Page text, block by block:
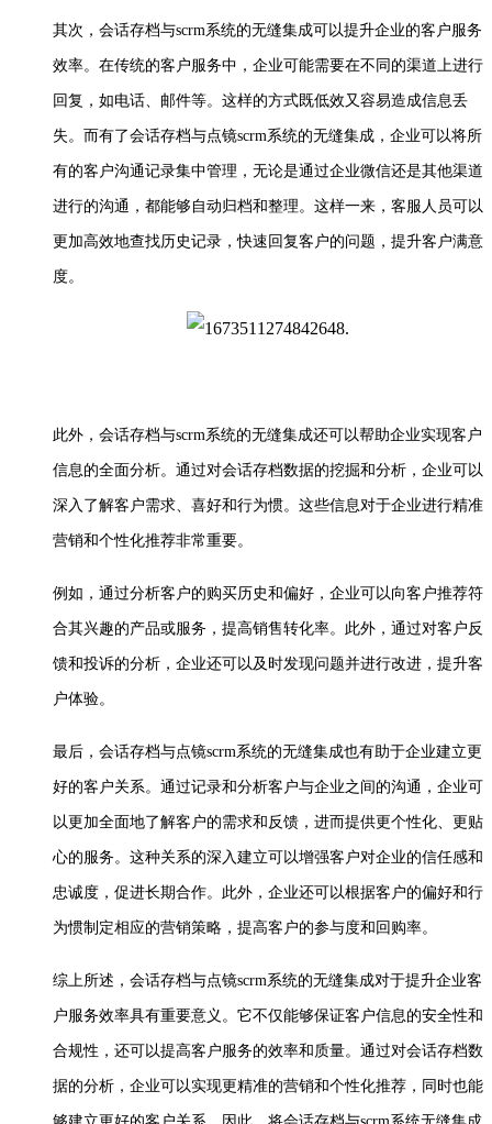
其次，会话存档与scrm系统的无缝集成可以提升企业的客户服务
效率。在传统的客户服务中，企业可能需要在不同的渠道上进行
回复，如电话、邮件等。这样的方式既低效又容易造成信息丢
失。而有了会话存档与点镜scrm系统的无缝集成，企业可以将所
有的客户沟通记录集中管理，无论是通过企业微信还是其他渠道
进行的沟通，都能够自动归档和整理。这样一来，客服人员可以
更加高效地查找历史记录，快速回复客户的问题，提升客户满意
度。
此外，会话存档与scrm系统的无缝集成还可以帮助企业实现客户
信息的全面分析。通过对会话存档数据的挖掘和分析，企业可以
深入了解客户需求、喜好和行为惯。这些信息对于企业进行精准
营销和个性化推荐非常重要。
例如，通过分析客户的购买历史和偏好，企业可以向客户推荐符
合其兴趣的产品或服务，提高销售转化率。此外，通过对客户反
馈和投诉的分析，企业还可以及时发现问题并进行改进，提升客
户体验。
最后，会话存档与点镜scrm系统的无缝集成也有助于企业建立更
好的客户关系。通过记录和分析客户与企业之间的沟通，企业可
以更加全面地了解客户的需求和反馈，进而提供更个性化、更贴
心的服务。这种关系的深入建立可以增强客户对企业的信任感和
忠诚度，促进长期合作。此外，企业还可以根据客户的偏好和行
为惯制定相应的营销策略，提高客户的参与度和回购率。
综上所述，会话存档与点镜scrm系统的无缝集成对于提升企业客
户服务效率具有重要意义。它不仅能够保证客户信息的安全性和
合规性，还可以提高客户服务的效率和质量。通过对会话存档数
据的分析，企业可以实现更精准的营销和个性化推荐，同时也能